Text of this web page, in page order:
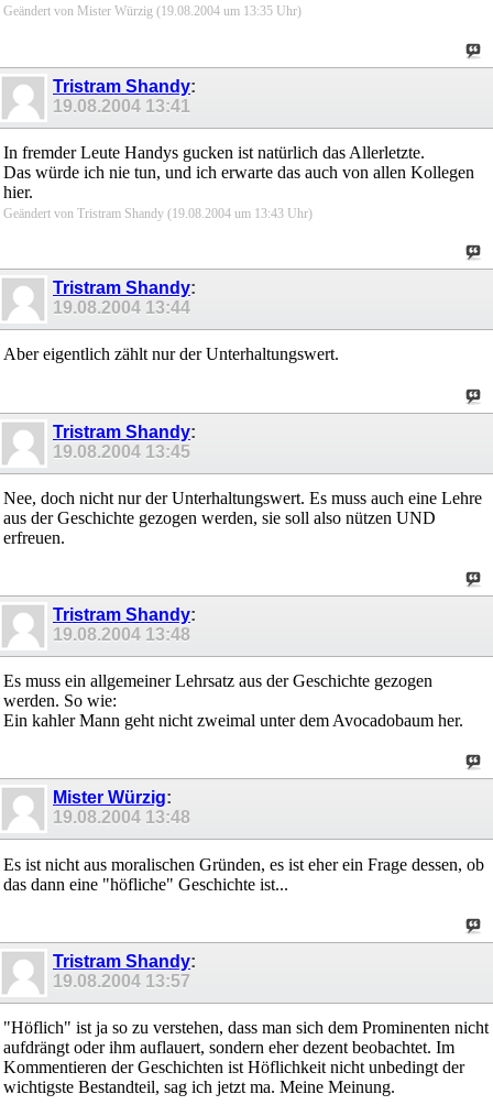
Geändert von Mister Würzig (19.08.2004 um 13:35 Uhr)
Tristram Shandy:
19.08.2004 13:41
In fremder Leute Handys gucken ist natürlich das Allerletzte.
Das würde ich nie tun, und ich erwarte das auch von allen Kollegen
hier.
Geändert von Tristram Shandy (19.08.2004 um 13:43 Uhr)
Tristram Shandy:
19.08.2004 13:44
Aber eigentlich zählt nur der Unterhaltungswert.
Tristram Shandy:
19.08.2004 13:45
Nee, doch nicht nur der Unterhaltungswert. Es muss auch eine Lehre
aus der Geschichte gezogen werden, sie soll also nützen UND
erfreuen.
Tristram Shandy:
19.08.2004 13:48
Es muss ein allgemeiner Lehrsatz aus der Geschichte gezogen
werden. So wie:
Ein kahler Mann geht nicht zweimal unter dem Avocadobaum her.
Mister Würzig:
19.08.2004 13:48
Es ist nicht aus moralischen Gründen, es ist eher ein Frage dessen, ob
das dann eine "höfliche" Geschichte ist...
Tristram Shandy:
19.08.2004 13:57
"Höflich" ist ja so zu verstehen, dass man sich dem Prominenten nicht
aufdrängt oder ihm auflauert, sondern eher dezent beobachtet. Im
Kommentieren der Geschichten ist Höflichkeit nicht unbedingt der
wichtigste Bestandteil, sag ich jetzt ma. Meine Meinung.